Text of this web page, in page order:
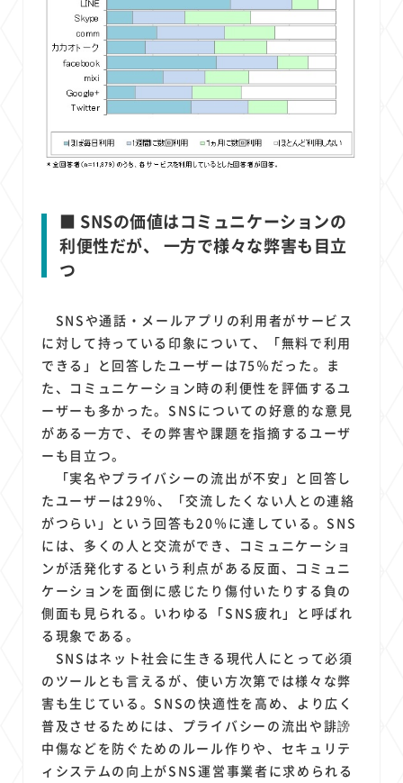
■ SNSの価値はコミュニケーションの
利便性だが、 一方で様々な弊害も目立
つ
SNSや通話・メールアプリの利用者がサービス
に対して持っている印象について、「無料で利用
できる」と回答したユーザーは75％だった。ま
た、コミュニケーション時の利便性を評価するユ
ーザーも多かった。SNSについての好意的な意見
がある一方で、その弊害や課題を指摘するユーザ
ーも目立つ。
「実名やプライバシーの流出が不安」と回答し
たユーザーは29％、「交流したくない人との連絡
がつらい」という回答も20％に達している。SNS
には、多くの人と交流ができ、コミュニケーショ
ンが活発化するという利点がある反面、コミュニ
ケーションを面倒に感じたり傷付いたりする負の
側面も見られる。いわゆる「SNS疲れ」と呼ばれ
る現象である。
SNSはネット社会に生きる現代人にとって必須
のツールとも言えるが、使い方次第では様々な弊
害も生じている。SNSの快適性を高め、より広く
普及させるためには、プライバシーの流出や誹謗
中傷などを防ぐためのルール作りや、セキュリテ
ィシステムの向上がSNS運営事業者に求められる